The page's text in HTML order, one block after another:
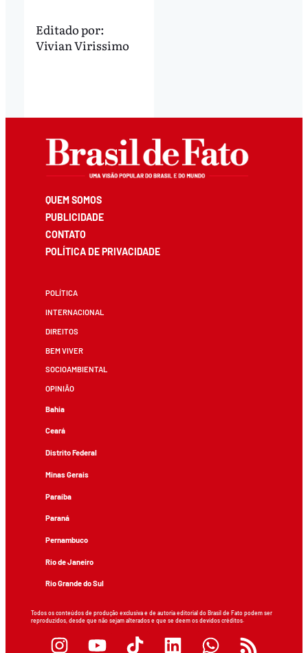
Editado por:
Vivian Virissimo
QUEM SOMOS
PUBLICIDADE
CONTATO
POLÍTICA DE PRIVACIDADE
POLÍTICA
INTERNACIONAL
DIREITOS
BEM VIVER
SOCIOAMBIENTAL
OPINIÃO
Bahia
Ceará
Distrito Federal
Minas Gerais
Paraíba
Paraná
Pernambuco
Rio de Janeiro
Rio Grande do Sul
Todos os conteúdos de produção exclusiva e de autoria editorial do Brasil de Fato podem ser
reproduzidos, desde que não sejam alterados e que se deem os devidos créditos.